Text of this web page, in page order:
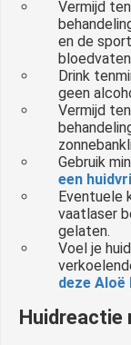
Vermijd
en de
Drink
geen
Vermijd
Gebruik
een
Eventuele
vaatlaser
gelaten.
Voel je
deze Aloë
Huidreactie